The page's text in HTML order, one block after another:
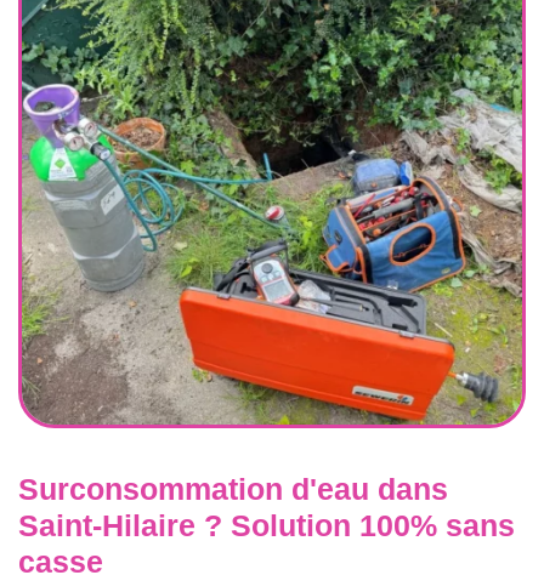
Surconsommation d'eau dans
Saint-Hilaire ? Solution 100% sans
casse